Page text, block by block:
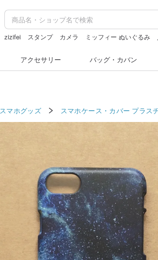
zizifei スタンプ カメラ ミッフィー ぬいぐるみ
アクセサリー バッグ・カバン
スマホグッズ スマホケース・カバー プラス